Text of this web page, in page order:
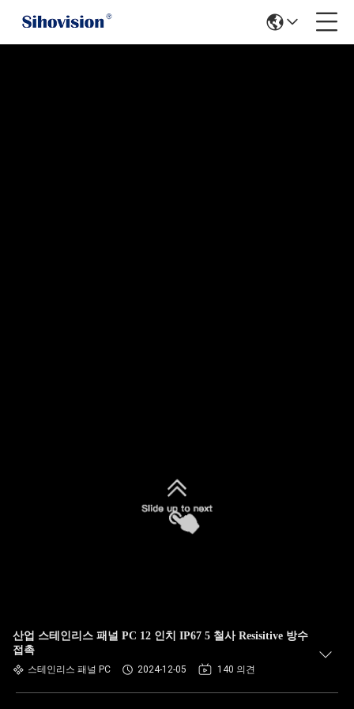
산업 스테인리스 패널 PC 12 인치 IP67 5 철사 Resisitive 방수
접촉
스테인리스 패널 PC 2024-12-05 140 의견